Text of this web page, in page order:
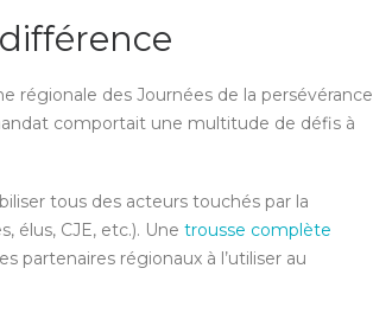
régionale des Journées de la persévérance
comportait une multitude de défis à
tous des acteurs touchés par la
élus, CJE, etc.). Une trousse complète
partenaires régionaux à l’utiliser au